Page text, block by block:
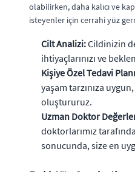
olabilirken, daha kalıcı ve
isteyenler için cerrahi yüz
Cilt Analizi:Cildinizin
ihtiyaçlarınızı ve
Kişiye Özel Tedavi
yaşam tarzınıza
oluştururuz.
Uzman Doktor
doktorlarımız
sonucunda, size en